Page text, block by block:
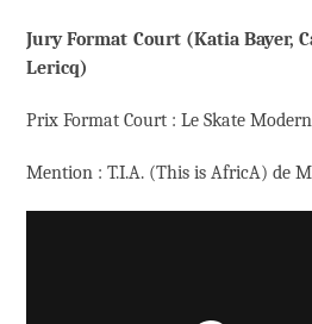
Jury Format Court (Katia Bayer,
Lericq)
Prix Format Court : Le Skate
Mention : T.I.A. (This is AfricA) de